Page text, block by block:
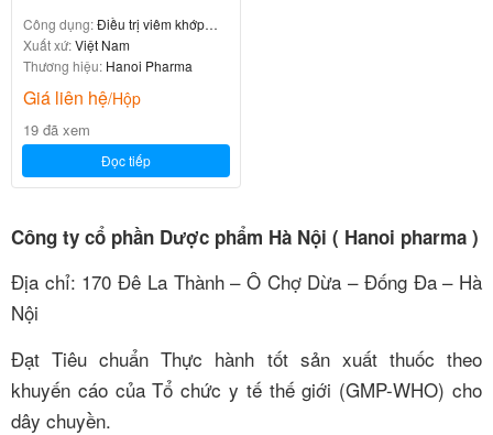
Công dụng:Điều trị viêm khớp
dạng thấp
Xuất xứ:Việt Nam
Thương hiệu: Hanoi Pharma
Giá liên hệ/Hộp
19 đã xem
Đọc tiếp
Công ty cổ phần Dược phẩm Hà Nội ( Hanoi pharma )
Địa chỉ: 170 Đê La Thành – Ô Chợ Dừa – Đống Đa – Hà
Nội
Đạt Tiêu chuẩn Thực hành tốt sản xuất thuốc theo
khuyến cáo của Tổ chức y tế thế giới (GMP-WHO) cho
dây chuyền.